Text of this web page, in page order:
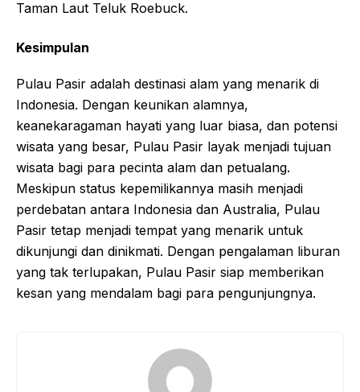
Taman Laut Teluk Roebuck.
Kesimpulan
Pulau Pasir adalah destinasi alam yang menarik di
Indonesia. Dengan keunikan alamnya,
keanekaragaman hayati yang luar biasa, dan potensi
wisata yang besar, Pulau Pasir layak menjadi tujuan
wisata bagi para pecinta alam dan petualang.
Meskipun status kepemilikannya masih menjadi
perdebatan antara Indonesia dan Australia, Pulau
Pasir tetap menjadi tempat yang menarik untuk
dikunjungi dan dinikmati. Dengan pengalaman liburan
yang tak terlupakan, Pulau Pasir siap memberikan
kesan yang mendalam bagi para pengunjungnya.